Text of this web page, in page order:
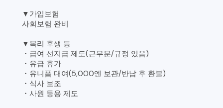
▼가입보험
사회보험 완비
▼복리 후생 등
・급여 선지급 제도(근무분/규정 있음)
・유급 휴가
・유니폼 대여(5,000엔 보관/반납 후 환불)
・식사 보조
・사원 등용 제도